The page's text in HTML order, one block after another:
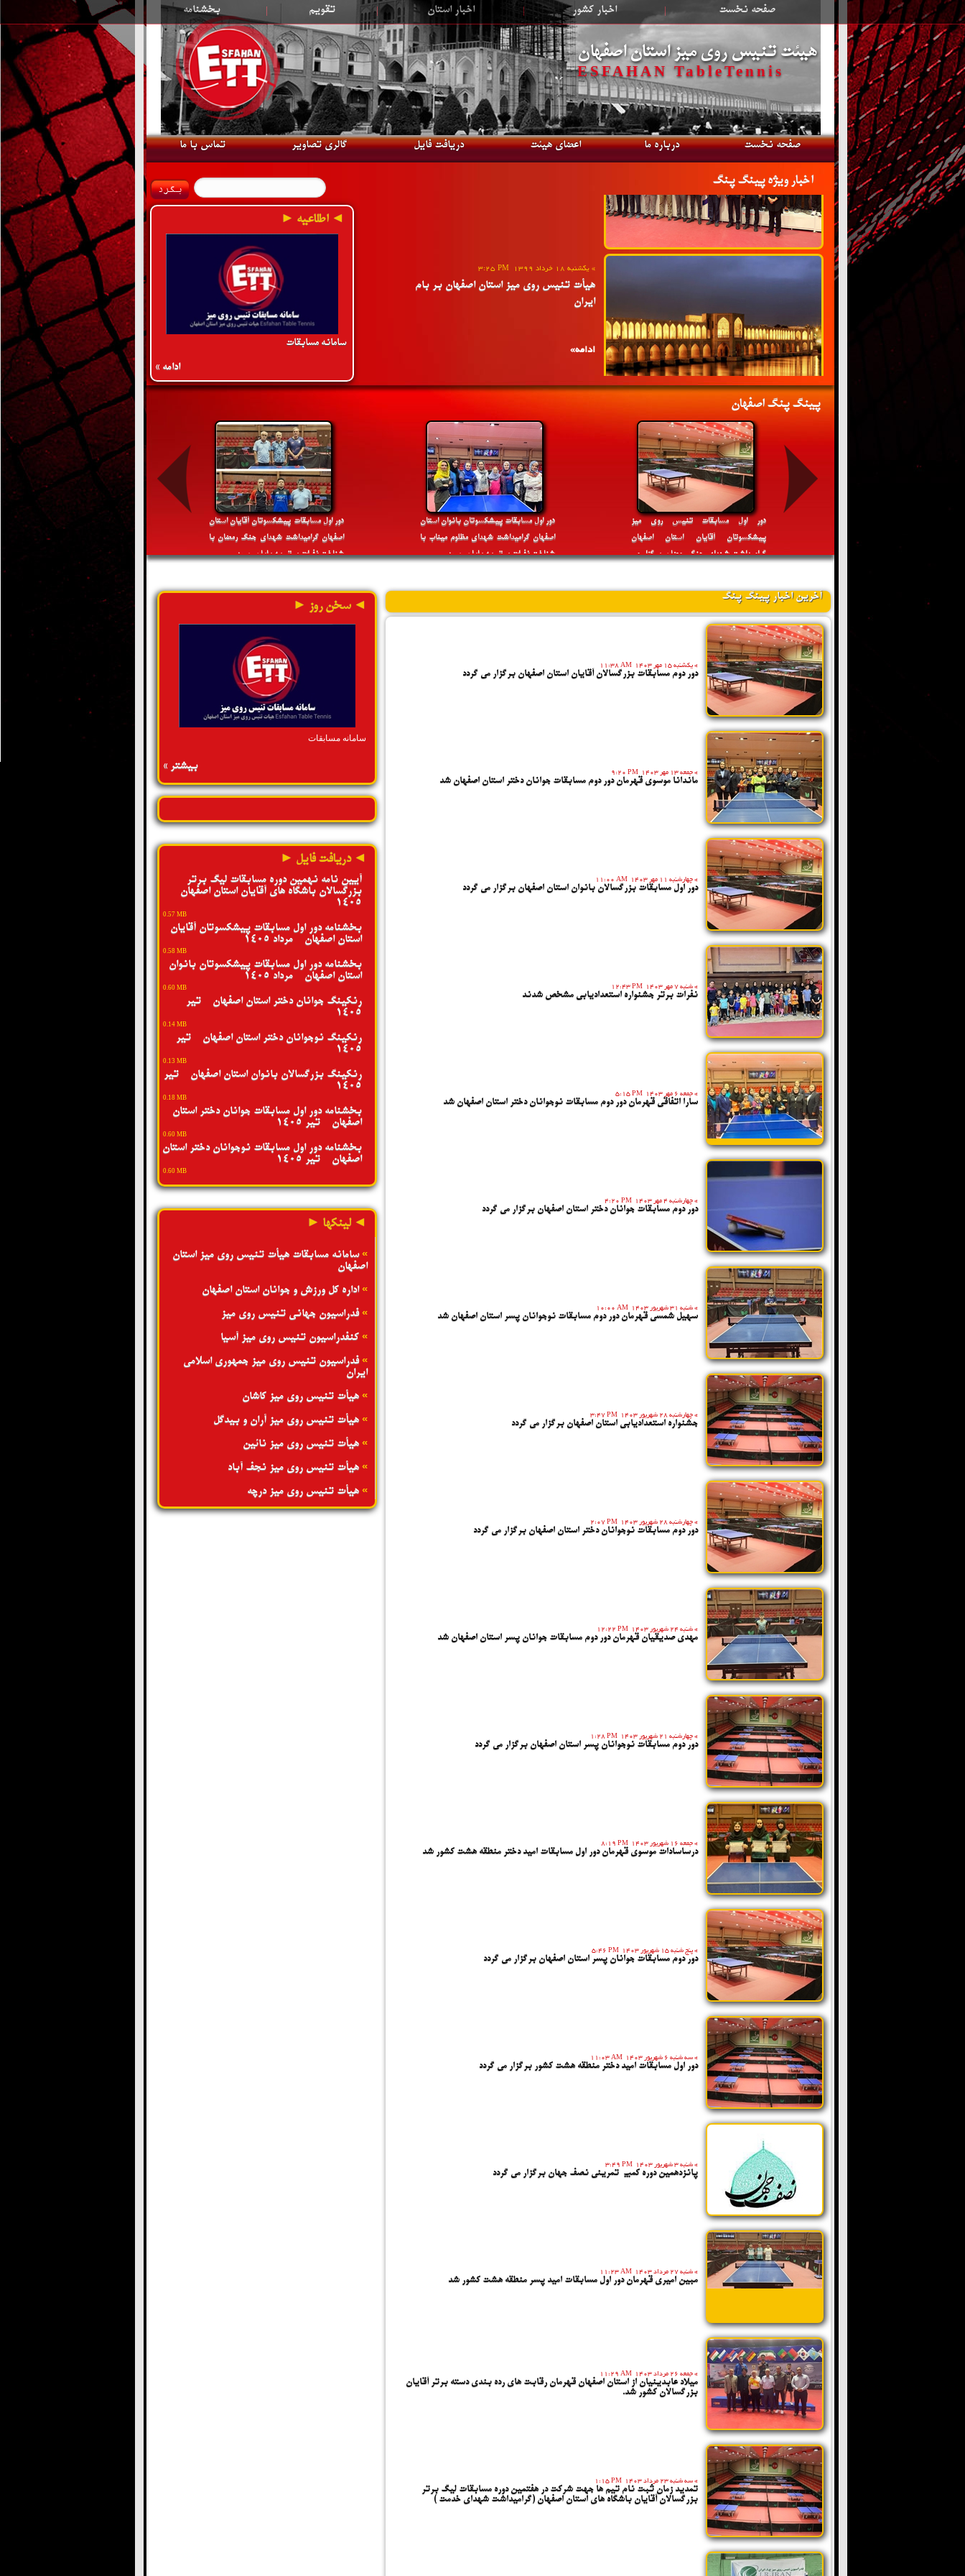
صفحه نخست | اخبار کشور | اخبار استان | تقویم | بخشنامه
هیئت تنیس روی میز استان اصفهان
ESFAHAN TableTennis
صفحه نخست درباره ما اعضای هیئت دریافت فایل گالری تصاویر تماس با ما
◄ اطلاعیه ►
سامانه مسابقات
ادامه »
اخبار ویژه پینگ پنگ
»دوشنبه 18 مهر 1401 2:54 PM
هتریک نایب قهرمانی اصفهان در رقابت های
المپیاد استعدادهای برتر ایران
ادامه»
ادامه»
مهدی تکابی به عنوان عضو جدید هیئت رئیسه
فدراسیون تنیس روی میز منصوب شد
المپیاد استعدادهای برتر ایران
پینگ پنگ اصفهان
دور اول مسابقات پیشکسوتان آقایان استان
اصفهان گرامیداشت شهدای جنگ رمضان با
شناخت نفرات برتر به پایان رسید
دور اول مسابقات پیشکسوتان بانوان استان
اصفهان گرامیداشت شهدای مظلوم میناب با
شناخت نفرات برتر به پایان رسید
دور اول مسابقات تنیس روی میز
پیشکسوتان آقایان استان اصفهان
گرامیداشت شهدای جنگ رمضان برگزار می
◄ سخن روز ►
سامانه مسابقات
بیشتر »
◄ دریافت فایل ►
آیین نامه نهمین دوره مسابقات لیگ برتر
بزرگسالان باشگاه های آقایان استان اصفهان -
1405
0.57 MB
بخشنامه دور اول مسابقات پیشکسوتان آقایان
استان اصفهان - مرداد 1405
0.58 MB
بخشنامه دور اول مسابقات پیشکسوتان بانوان
استان اصفهان - مرداد 1405
0.60 MB
رنکینگ جوانان دختر استان اصفهان - تیر
1405
0.14 MB
رنکینگ نوجوانان دختر استان اصفهان - تیر
1405
0.13 MB
رنکینگ بزرگسالان بانوان استان اصفهان - تیر
1405
0.18 MB
بخشنامه دور اول مسابقات جوانان دختر استان
اصفهان - تیر 1405
0.60 MB
بخشنامه دور اول مسابقات نوجوانان دختر استان
اصفهان - تیر 1405
0.60 MB
◄ لینکها ►
»سامانه مسابقات هیأت تنیس روی میز استان
اصفهان
»اداره کل ورزش و جوانان استان اصفهان
»فدراسیون جهانی تنیس روی میز
» کنفدراسیون تنیس روی میز آسیا
»فدراسیون تنیس روی میز جمهوری اسلامی
ایران
» هیأت تنیس روی میز کاشان
» هیأت تنیس روی میز آران و بیدگل
» هیأت تنیس روی میز نائین
» هیأت تنیس روی میز نجف آباد
» هیأت تنیس روی میز درچه
آخرین اخبار پینگ پنگ
» یکشنبه 15 مهر 1403 11:38 AM
دور دوم مسابقات بزرگسالان آقایان استان اصفهان برگزار می گردد
» جمعه 13 مهر 1403 9:20 PM
ماندانا موسوی قهرمان دور دوم مسابقات جوانان دختر استان اصفهان شد
» چهارشنبه 11 مهر 1403 11:00 AM
دور اول مسابقات بزرگسالان بانوان استان اصفهان برگزار می گردد
» شنبه 7 مهر 1403 12:43 PM
نفرات برتر جشنواره استعدادیابی مشخص شدند
» جمعه 6 مهر 1403 5:15 PM
سارا اتفاقی قهرمان دور دوم مسابقات نوجوانان دختر استان اصفهان شد
» چهارشنبه 4 مهر 1403 4:20 PM
دور دوم مسابقات جوانان دختر استان اصفهان برگزار می گردد
» شنبه 31 شهریور 1403 10:00 AM
سهیل شمسی قهرمان دور دوم مسابقات نوجوانان پسر استان اصفهان شد
» چهارشنبه 28 شهریور 1403 3:47 PM
جشنواره استعدادیابی استان اصفهان برگزار می گردد
» چهارشنبه 28 شهریور 1403 2:07 PM
دور دوم مسابقات نوجوانان دختر استان اصفهان برگزار می گردد
» شنبه 24 شهریور 1403 12:22 PM
مهدی صدیقیان قهرمان دور دوم مسابقات جوانان پسر استان اصفهان شد
» چهارشنبه 21 شهریور 1403 1:28 PM
دور دوم مسابقات نوجوانان پسر استان اصفهان برگزار می گردد
» جمعه 16 شهریور 1403 8:19 PM
درساسادات موسوی قهرمان دور اول مسابقات امید دختر منطقه هشت کشور شد
» پنج شنبه 15 شهریور 1403 5:46 PM
دور دوم مسابقات جوانان پسر استان اصفهان برگزار می گردد
» سه شنبه 6 شهریور 1403 11:03 AM
دور اول مسابقات امید دختر منطقه هشت کشور برگزار می گردد
» شنبه 3 شهریور 1403 3:49 PM
پانزدهمین دوره کمپ تمرینی نصف جهان برگزار می گردد
» شنبه 27 مرداد 1403 11:23 AM
مبین امیری قهرمان دور اول مسابقات امید پسر منطقه هشت کشور شد
» جمعه 26 مرداد 1403 11:29 AM
میلاد عابدینیان از استان اصفهان قهرمان رقابت های رده بندی دسته برتر آقایان
بزرگسالان کشور شد.
» سه شنبه 23 مرداد 1403 1:15 PM
تمدید زمان ثبت نام تیم ها جهت شرکت در هفتمین دوره مسابقات لیگ برتر
بزرگسالان آقایان باشگاه های استان اصفهان (گرامیداشت شهدای خدمت )